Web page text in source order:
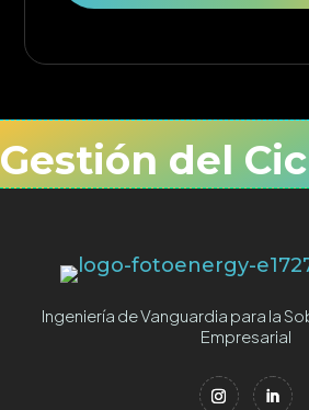
Gestión del
Ingeniería de Vanguardia para la
Empresarial